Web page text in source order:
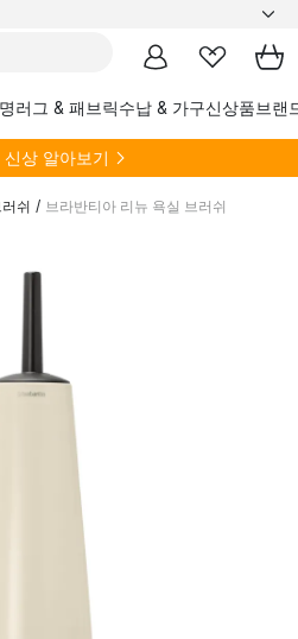
러그 & 패브릭수납 & 가구신상품브랜
신상 알아보기
쉬 / 브라반티아 리뉴 욕실 브러쉬